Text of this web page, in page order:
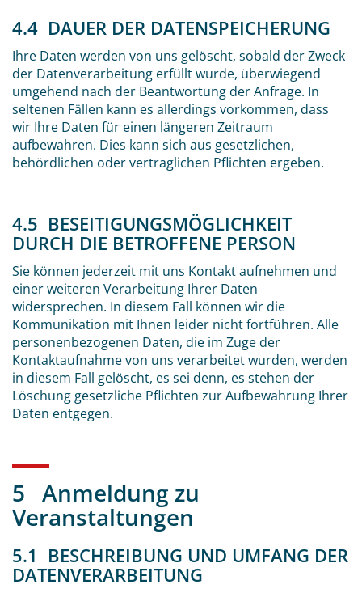
4.4 DAUER DER DATENSPEICHERUNG
Ihre Daten werden von uns gelöscht, sobald der Zweck
der Datenverarbeitung erfüllt wurde, überwiegend
umgehend nach der Beantwortung der Anfrage. In
seltenen Fällen kann es allerdings vorkommen, dass
wir Ihre Daten für einen längeren Zeitraum
aufbewahren. Dies kann sich aus gesetzlichen,
behördlichen oder vertraglichen Pflichten ergeben.
4.5 BESEITIGUNGSMÖGLICHKEIT
DURCH DIE BETROFFENE PERSON
Sie können jederzeit mit uns Kontakt aufnehmen und
einer weiteren Verarbeitung Ihrer Daten
widersprechen. In diesem Fall können wir die
Kommunikation mit Ihnen leider nicht fortführen. Alle
personenbezogenen Daten, die im Zuge der
Kontaktaufnahme von uns verarbeitet wurden, werden
in diesem Fall gelöscht, es sei denn, es stehen der
Löschung gesetzliche Pflichten zur Aufbewahrung Ihrer
Daten entgegen.
5 Anmeldung zu
Veranstaltungen
5.1 BESCHREIBUNG UND UMFANG DER
DATENVERARBEITUNG